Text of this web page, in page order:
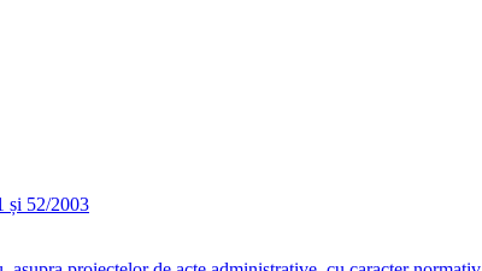
și 52/2003